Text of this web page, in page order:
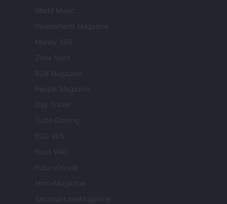
World Music
Investimenti Magazine
Money 365
Zona Nerd
B2B Magazine
People Magazine
Day Travel
Tutto Gaming
ESG 365
Food Wiki
FuturoDonna
HomeMagazine
SecondHomeMagazine